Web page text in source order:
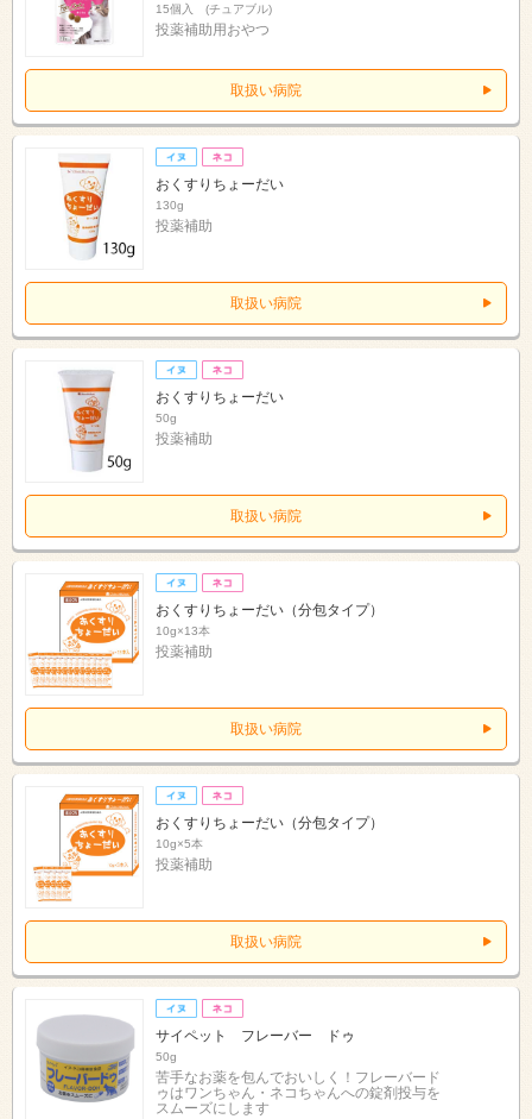
15個入 (チュアブル)
投薬補助用おやつ
取扱い病院
おくすりちょーだい
130g
投薬補助
取扱い病院
おくすりちょーだい
50g
投薬補助
取扱い病院
おくすりちょーだい（分包タイプ）
10g×13本
投薬補助
取扱い病院
おくすりちょーだい（分包タイプ）
10g×5本
投薬補助
取扱い病院
サイペット フレーバー ドゥ
50g
苦手なお薬を包んでおいしく！フレーバード
ゥはワンちゃん・ネコちゃんへの錠剤投与を
スムーズにします